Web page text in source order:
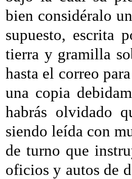
bien considéralo
supuesto, escrita
tierra y gramilla
hasta el correo
una copia
habrás olvidado
siendo leída con
de turno que
oficios y autos de